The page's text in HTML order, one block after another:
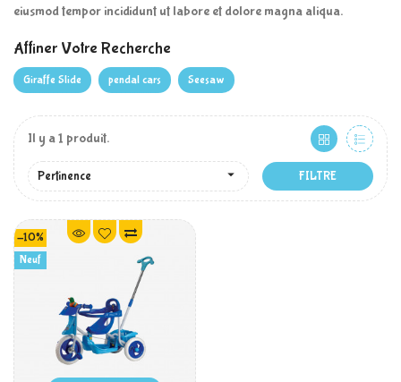
eiusmod tempor incididunt ut labore et dolore magna aliqua.
Affiner Votre Recherche
Giraffe Slide pendal cars Seesaw
Il y a 1 produit.
Pertinence  FILTRE
-10%
Neuf